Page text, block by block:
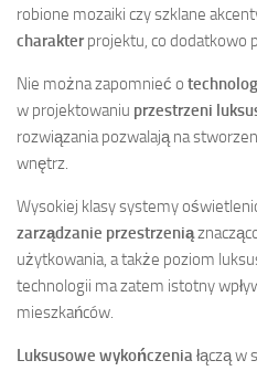
robione mozaiki czy szklane
charakterprojektu, co dodatkowo
Nie można zapomnieć o
w projektowaniu przestrzeni
rozwiązania pozwalają na
wnętrz.
Wysokiej klasy systemy
zarządzanie przestrzenią
użytkowania, a także poziom
technologii ma zatem istotny
mieszkańców.
Luksusowe wykończeniałączą w